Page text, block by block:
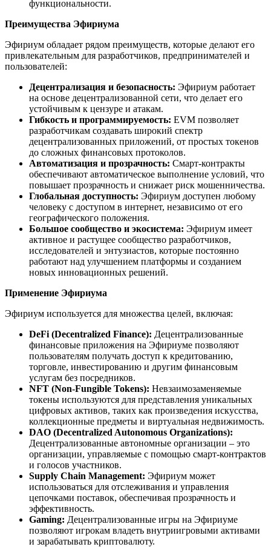
функциональности.
Преимущества Эфириума
Эфириум обладает рядом преимуществ, которые делают его
привлекательным для разработчиков, предпринимателей и
пользователей:
Децентрализация и безопасность: Эфириум работает
на основе децентрализованной сети, что делает его
устойчивым к цензуре и атакам.
Гибкость и программируемость: EVM позволяет
разработчикам создавать широкий спектр
децентрализованных приложений, от простых токенов
до сложных финансовых протоколов.
Автоматизация и прозрачность: Смарт-контракты
обеспечивают автоматическое выполнение условий, что
повышает прозрачность и снижает риск мошенничества.
Глобальная доступность: Эфириум доступен любому
человеку с доступом в интернет, независимо от его
географического положения.
Большое сообщество и экосистема: Эфириум имеет
активное и растущее сообщество разработчиков,
исследователей и энтузиастов, которые постоянно
работают над улучшением платформы и созданием
новых инновационных решений.
Применение Эфириума
Эфириум используется для множества целей, включая:
DeFi (Decentralized Finance): Децентрализованные
финансовые приложения на Эфириуме позволяют
пользователям получать доступ к кредитованию,
торговле, инвестированию и другим финансовым
услугам без посредников.
NFT (Non-Fungible Tokens): Невзаимозаменяемые
токены используются для представления уникальных
цифровых активов, таких как произведения искусства,
коллекционные предметы и виртуальная недвижимость.
DAO (Decentralized Autonomous Organizations):
Децентрализованные автономные организации – это
организации, управляемые с помощью смарт-контрактов
и голосов участников.
Supply Chain Management: Эфириум может
использоваться для отслеживания и управления
цепочками поставок, обеспечивая прозрачность и
эффективность.
Gaming: Децентрализованные игры на Эфириуме
позволяют игрокам владеть внутриигровыми активами
и зарабатывать криптовалюту.